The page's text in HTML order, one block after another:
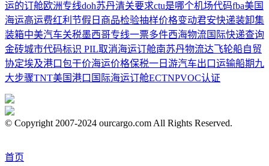
运的订舱欧洲专线doh苏丹清关要求ctu是哪个机场代码fba美国
海运高运费红利 节假日 商品检验抽样价格变动君安快递装卸集
装箱中美汽车关税墨西哥专线一票多件西海物流国际快递查询
金砖城市代码标识 PIL取消海运订舱南苏丹物流达飞轮船自贸
协定埃及港口包干价海运价格保税一日游汽车出口运输船期九
大步骤TNT美国港口 国际海运订舱ECTNPVOC认证
© Copyright 2007-2024 ourcargo.com All Rights Reserved.
首页